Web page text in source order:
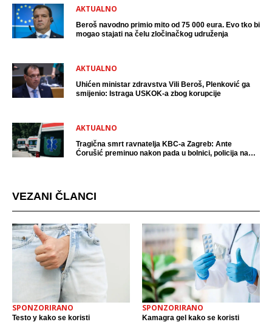
AKTUALNO
Beroš navodno primio mito od 75 000 eura. Evo tko bi
mogao stajati na čelu zločinačkog udruženja
AKTUALNO
Uhićen ministar zdravstva Vili Beroš, Plenković ga
smijenio: Istraga USKOK-a zbog korupcije
AKTUALNO
Tragična smrt ravnatelja KBC-a Zagreb: Ante
Ćorušić preminuo nakon pada u bolnici, policija na
VEZANI ČLANCI
SPONZORIRANO
Testo y kako se koristi
SPONZORIRANO
Kamagra gel kako se koristi